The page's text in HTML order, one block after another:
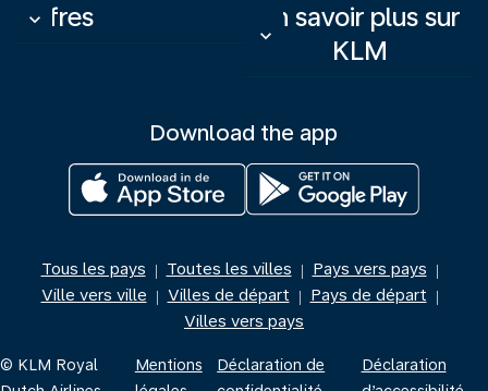
Offres
keyboard_arrow_down
En savoir plus sur
KLM
keyboard_arrow_down
Download the app
Tous les pays | Toutes les villes | Pays vers pays |
Ville vers ville | Villes de départ | Pays de départ |
Villes vers pays
© KLM Royal
Mentions
Déclaration de
Déclaration